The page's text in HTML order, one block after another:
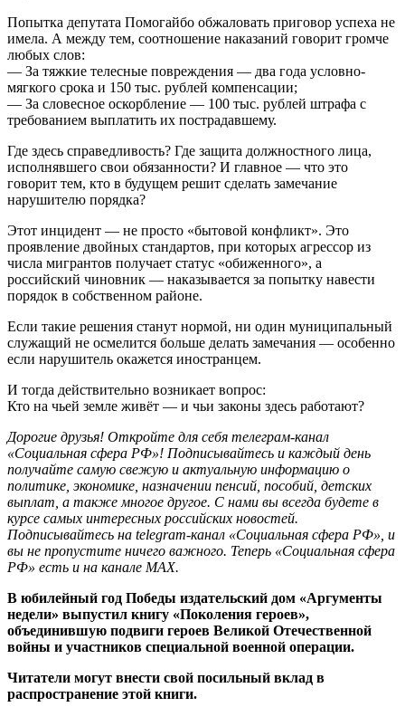
Попытка депутата Помогайбо обжаловать приговор успеха не
имела. А между тем, соотношение наказаний говорит громче
любых слов:
— За тяжкие телесные повреждения — два года условно-
мягкого срока и 150 тыс. рублей компенсации;
— За словесное оскорбление — 100 тыс. рублей штрафа с
требованием выплатить их пострадавшему.
Где здесь справедливость? Где защита должностного лица,
исполнявшего свои обязанности? И главное — что это
говорит тем, кто в будущем решит сделать замечание
нарушителю порядка?
Этот инцидент — не просто «бытовой конфликт». Это
проявление двойных стандартов, при которых агрессор из
числа мигрантов получает статус «обиженного», а
российский чиновник — наказывается за попытку навести
порядок в собственном районе.
Если такие решения станут нормой, ни один муниципальный
служащий не осмелится больше делать замечания — особенно
если нарушитель окажется иностранцем.
И тогда действительно возникает вопрос:
Кто на чьей земле живёт — и чьи законы здесь работают?
Дорогие друзья! Откройте для себя телеграм-канал
«Социальная сфера РФ»! Подписывайтесь и каждый день
получайте самую свежую и актуальную информацию о
политике, экономике, назначении пенсий, пособий, детских
выплат, а также многое другое. С нами вы всегда будете в
курсе самых интересных российских новостей.
Подписывайтесь на telegram-канал «Социальная сфера РФ», и
вы не пропустите ничего важного. Теперь «Социальная сфера
РФ» есть и на канале МАХ.
В юбилейный год Победы издательский дом «Аргументы
недели» выпустил книгу «Поколения героев»,
объединившую подвиги героев Великой Отечественной
войны и участников специальной военной операции.
Читатели могут внести свой посильный вклад в
распространение этой книги.